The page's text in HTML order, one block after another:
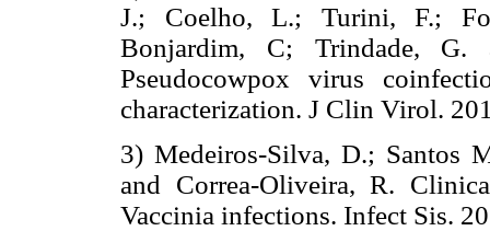
J.; Coelho, L.; Turini, F.;
Bonjardim, C; Trindade,
Pseudocowpox virus
characterization. J Clin Virol.
3) Medeiros-Silva, D.; Santos
and Correa-Oliveira, R.
Vaccinia infections. Infect Sis.